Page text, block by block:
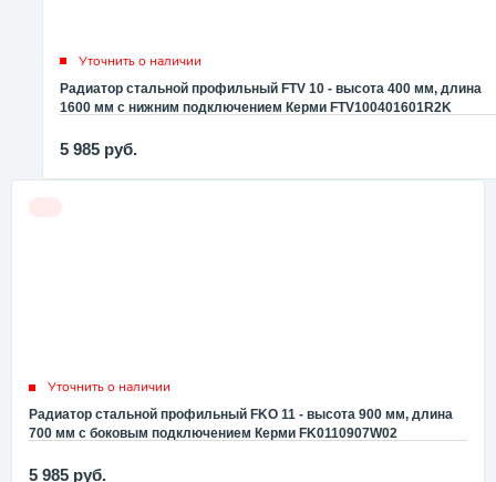
Уточнить о наличии
Радиатор стальной профильный FTV 10 - высота 400 мм, длина
1600 мм с нижним подключением Керми FTV100401601R2K
5 985 руб.
Уточнить о наличии
Радиатор стальной профильный FKO 11 - высота 900 мм, длина
700 мм с боковым подключением Керми FK0110907W02
5 985 руб.